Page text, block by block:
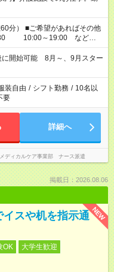
ばその他
10:00～19:00 など
できれば残業はしたくない」
をご紹介します！ ※Wワ
希望する勤務時間と、もう1つ
時間を超える場合は応募でき
開始可能 8月～、9月スター
装自由 / シフト勤務 / 10名以
要
詳細へ
ディカルケア事業部 ナース派遣
掲載日：2026.08.06
NEW
イスや机を指示通
OK
大学生歓迎